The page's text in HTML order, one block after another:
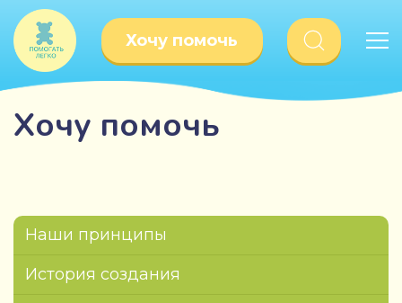
Хочу помочь
Хочу помочь
Наши принципы
История создания